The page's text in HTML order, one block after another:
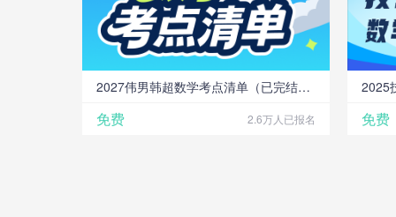
2027伟男韩超数学考点清单（已完结！）
免费 2.6万人已报名
2025
免费